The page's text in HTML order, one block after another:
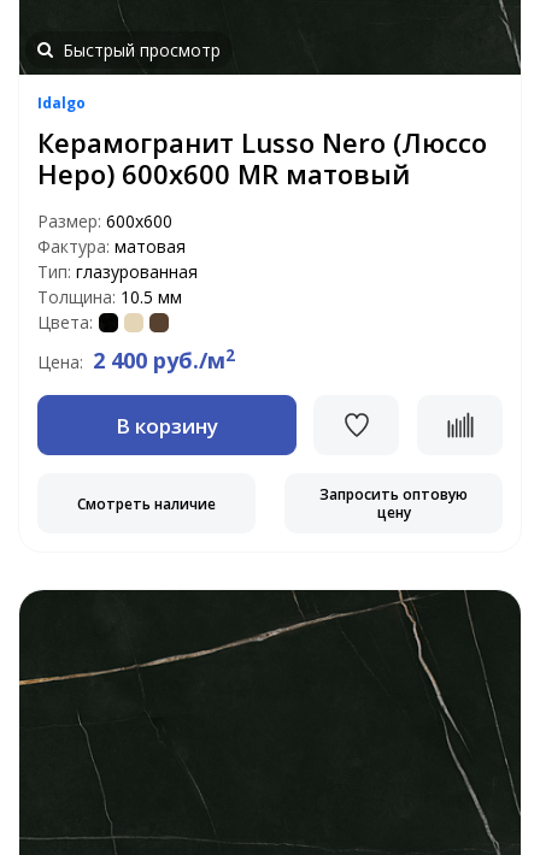
Быстрый просмотр
Idalgo
Керамогранит Lusso Nero (Люссо
Неро) 600х600 MR матовый
Размер: 600х600
Фактура: матовая
Тип: глазурованная
Толщина: 10.5 мм
Цвета:
Цена: 2 400 руб./м2
В корзину
Смотреть наличие
Запросить оптовую
цену